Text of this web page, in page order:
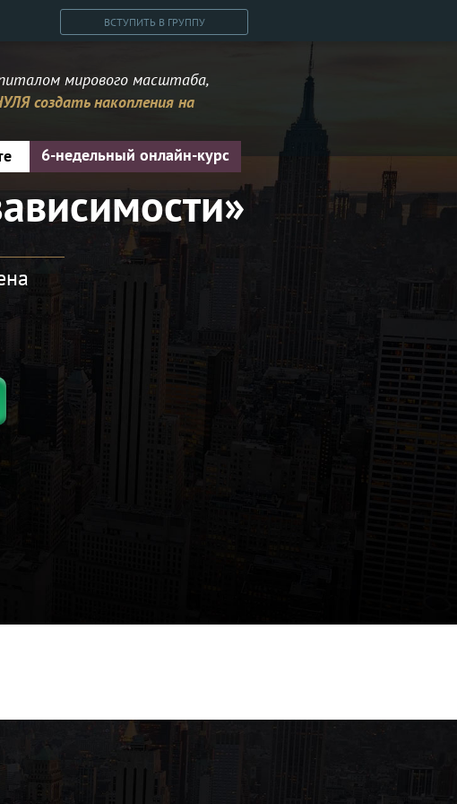
ВСТУПИТЬ В ГРУППУ
мирового масштаба,
создать накопления на
6-недельный онлайн-курс